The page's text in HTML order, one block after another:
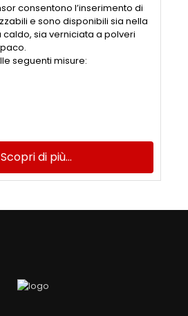
consentono l’inserimento di
e sono disponibili sia nella
sia verniciata a polveri
seguenti misure:
Scopri di più...